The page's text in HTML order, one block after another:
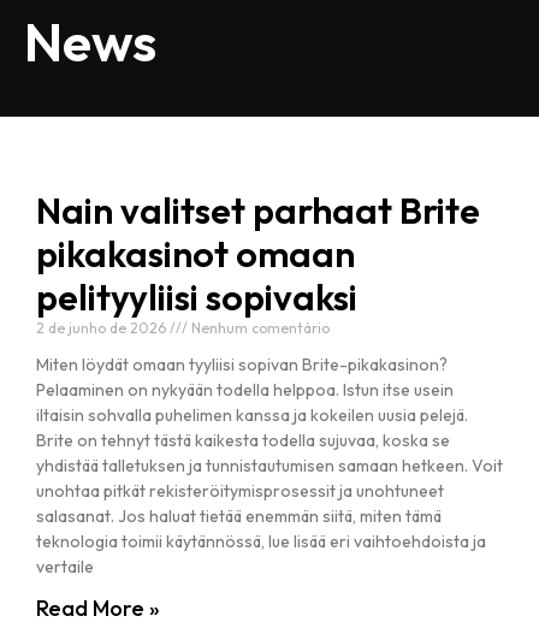
News
Nain valitset parhaat Brite
pikakasinot omaan
pelityyliisi sopivaksi
2 de junho de 2026 Nenhum comentário
Miten löydät omaan tyyliisi sopivan Brite-pikakasinon?
Pelaaminen on nykyään todella helppoa. Istun itse usein
iltaisin sohvalla puhelimen kanssa ja kokeilen uusia pelejä.
Brite on tehnyt tästä kaikesta todella sujuvaa, koska se
yhdistää talletuksen ja tunnistautumisen samaan hetkeen. Voit
unohtaa pitkät rekisteröitymisprosessit ja unohtuneet
salasanat. Jos haluat tietää enemmän siitä, miten tämä
teknologia toimii käytännössä, lue lisää eri vaihtoehdoista ja
vertaile
Read More »